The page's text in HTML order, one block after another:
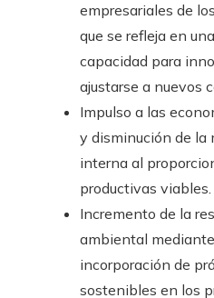
empresariales de
que se refleja en
capacidad para
ajustarse a nuevos
Impulso a las
y disminución de la
interna al
productivas viables.
Incremento de la
ambiental
incorporación de
sostenibles en los